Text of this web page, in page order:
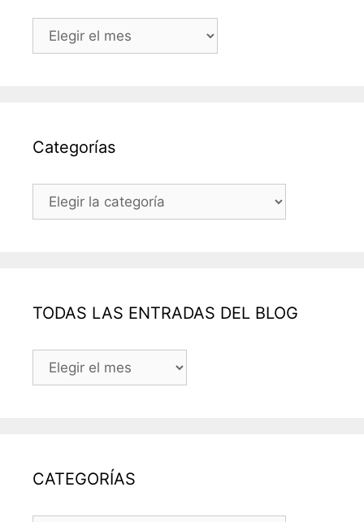
Archivos
Categorías
Categorías
TODAS LAS ENTRADAS DEL BLOG
TODAS
CATEGORÍAS